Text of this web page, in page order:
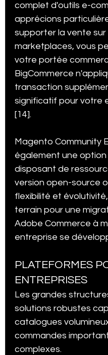
complet d'outils e-
apprécions
supporter la vente
marketplaces, vous
votre portée
BigCommerce
transaction
significatif pour votre
[14].
Magento Community
également une option
disposant de
version open-source
flexibilité et
terrain pour une
Adobe Commerce à
entreprise se
PLATEFORMES
ENTREPRISES
Les grandes
solutions robustes
catalogues
commandes
complexes.